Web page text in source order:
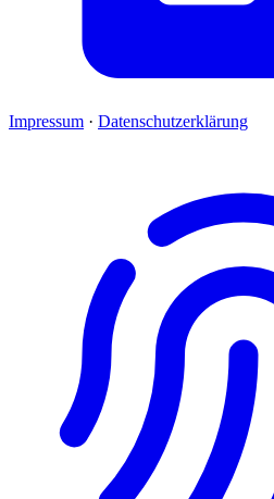
Impressum · Datenschutzerklärung